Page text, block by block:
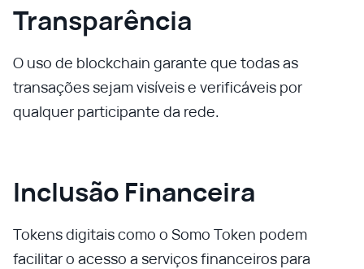
Transparência
O uso de blockchain garante que todas as
transações sejam visíveis e verificáveis por
qualquer participante da rede.
Inclusão Financeira
Tokens digitais como o Somo Token podem
facilitar o acesso a serviços financeiros para